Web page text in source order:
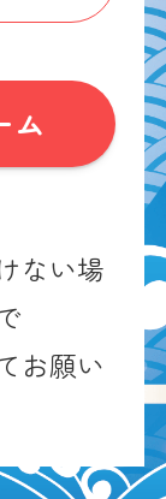
ム
ない場
お願い